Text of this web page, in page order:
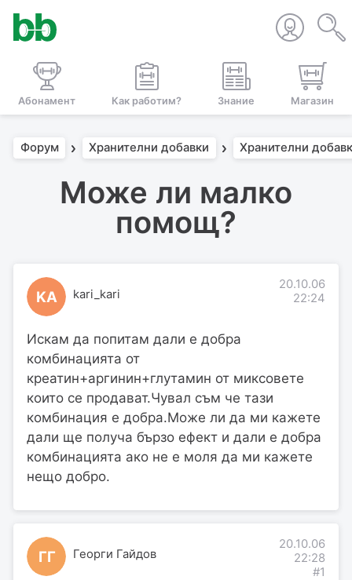
Абонамент Как работим? Знание Магазин
Форум Хранителни добавки Хранителни
Може ли малко
помощ?
KA kari_kari
20.10.06
22:24
Искам да попитам дали е добра
комбинацията от
креатин+аргинин+глутамин от миксовете
които се продават.Чувал съм че тази
комбинация е добра.Може ли да ми кажете
дали ще получа бързо ефект и дали е добра
комбинацията ако не е моля да ми кажете
нещо добро.
ГГ Георги Гайдов
20.10.06
22:28
#1